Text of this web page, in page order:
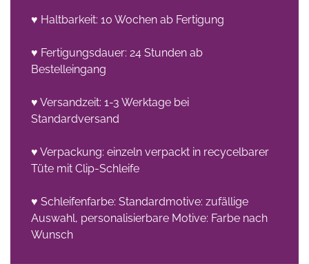
♥ Haltbarkeit: 10 Wochen ab Fertigung
♥ Fertigungsdauer: 24 Stunden ab
Bestelleingang
♥ Versandzeit: 1-3 Werktage bei
Standardversand
♥ Verpackung: einzeln verpackt in recycelbarer
Tüte mit Clip-Schleife
♥ Schleifenfarbe: Standardmotive: zufällige
Auswahl, personalisierbare Motive: Farbe nach
Wunsch